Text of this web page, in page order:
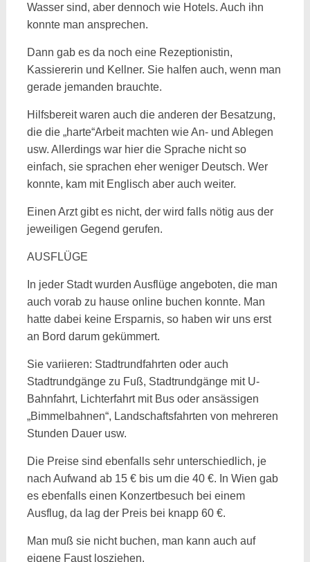
Wasser sind, aber dennoch wie Hotels. Auch ihn
konnte man ansprechen.
Dann gab es da noch eine Rezeptionistin,
Kassiererin und Kellner. Sie halfen auch, wenn man
gerade jemanden brauchte.
Hilfsbereit waren auch die anderen der Besatzung,
die die „harte“Arbeit machten wie An- und Ablegen
usw. Allerdings war hier die Sprache nicht so
einfach, sie sprachen eher weniger Deutsch. Wer
konnte, kam mit Englisch aber auch weiter.
Einen Arzt gibt es nicht, der wird falls nötig aus der
jeweiligen Gegend gerufen.
AUSFLÜGE
In jeder Stadt wurden Ausflüge angeboten, die man
auch vorab zu hause online buchen konnte. Man
hatte dabei keine Ersparnis, so haben wir uns erst
an Bord darum gekümmert.
Sie variieren: Stadtrundfahrten oder auch
Stadtrundgänge zu Fuß, Stadtrundgänge mit U-
Bahnfahrt, Lichterfahrt mit Bus oder ansässigen
„Bimmelbahnen“, Landschaftsfahrten von mehreren
Stunden Dauer usw.
Die Preise sind ebenfalls sehr unterschiedlich, je
nach Aufwand ab 15 € bis um die 40 €. In Wien gab
es ebenfalls einen Konzertbesuch bei einem
Ausflug, da lag der Preis bei knapp 60 €.
Man muß sie nicht buchen, man kann auch auf
eigene Faust losziehen.